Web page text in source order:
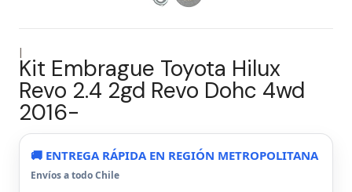
|
Kit Embrague Toyota Hilux
Revo 2.4 2gd Revo Dohc 4wd
2016-
🚚 ENTREGA RÁPIDA EN REGIÓN METROPOLITANA
Envíos a todo Chile